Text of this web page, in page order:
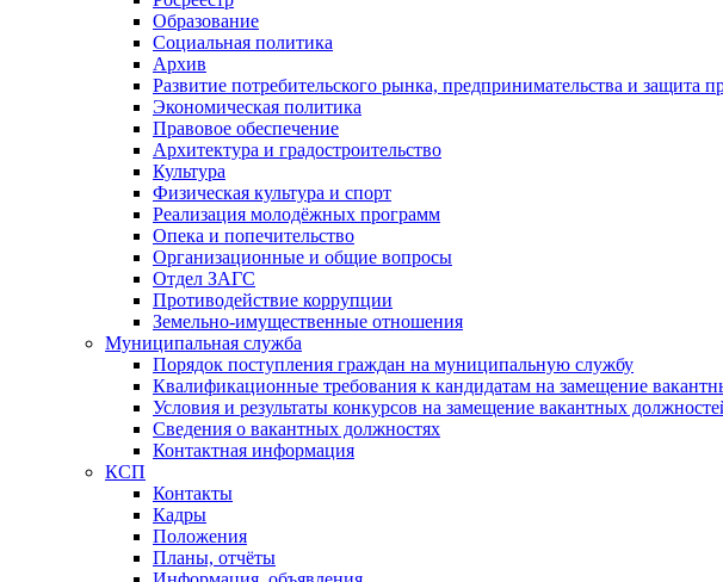
Образование
Социальная политика
Архив
Развитие потребительского рынка, предпринимательства и защита
Экономическая политика
Правовое обеспечение
Архитектура и градостроительство
Культура
Физическая культура и спорт
Реализация молодёжных программ
Опека и попечительство
Организационные и общие вопросы
Отдел ЗАГС
Противодействие коррупции
Земельно-имущественные отношения
Муниципальная служба
Порядок поступления граждан на муниципальную службу
Квалификационные требования к кандидатам на замещение
Условия и результаты конкурсов на замещение вакантных
Сведения о вакантных должностях
Контактная информация
КСП
Контакты
Кадры
Положения
Планы, отчёты